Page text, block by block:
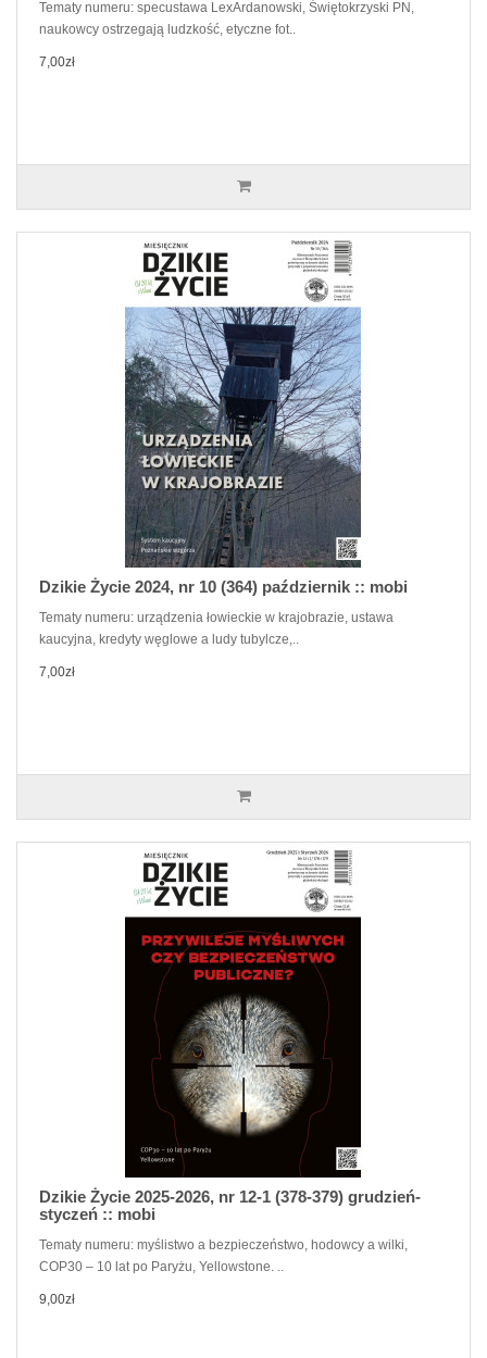
Tematy numeru: specustawa LexArdanowski, Świętokrzyski PN,
naukowcy ostrzegają ludzkość, etyczne fot..
7,00zł
Dzikie Życie 2024, nr 10 (364) październik :: mobi
Tematy numeru: urządzenia łowieckie w krajobrazie, ustawa
kaucyjna, kredyty węglowe a ludy tubylcze,..
7,00zł
Dzikie Życie 2025-2026, nr 12-1 (378-379) grudzień-
styczeń :: mobi
Tematy numeru: myślistwo a bezpieczeństwo, hodowcy a wilki,
COP30 – 10 lat po Paryżu, Yellowstone. ..
9,00zł